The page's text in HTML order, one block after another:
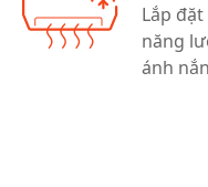
Lắp
năng
ánh